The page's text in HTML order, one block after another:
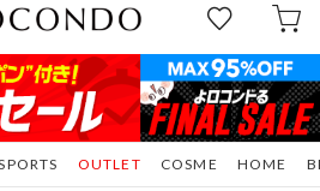
COSME HOME
OUTLET